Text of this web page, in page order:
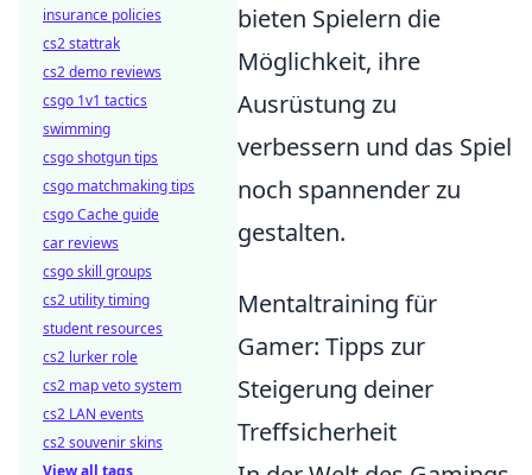
bieten Spielern die
Möglichkeit, ihre
Ausrüstung zu
verbessern und das Spiel
noch spannender zu
gestalten.
Mentaltraining für
Gamer: Tipps zur
Steigerung deiner
Treffsicherheit
insurance policies
cs2 stattrak
cs2 demo reviews
csgo 1v1 tactics
swimming
csgo shotgun tips
csgo matchmaking tips
csgo Cache guide
car reviews
csgo skill groups
cs2 utility timing
student resources
cs2 lurker role
cs2 map veto system
cs2 LAN events
cs2 souvenir skins
View all tags